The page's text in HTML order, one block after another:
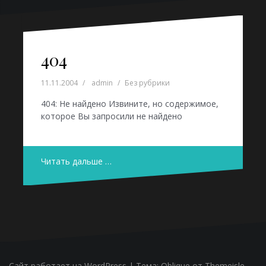
404
11.11.2004 admin Без рубрики
404: Не найдено Извините, но содержимое,
которое Вы запросили не найдено
Читать дальше …